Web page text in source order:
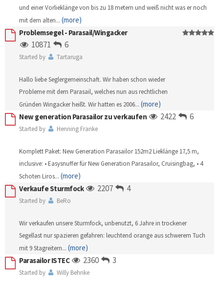
und einer Vorlieklänge von bis zu 18 metern und weiß nicht was er noch
mit dem alten... (more)
Problemsegel - Parasail/Wingacker
10871 6
Started by Tartaruga
Hallo liebe Seglergemeinschaft. Wir haben schon wieder
Probleme mit dem Parasail, welches nun aus rechtlichen
Gründen Wingacker heißt. Wir hatten es 2006... (more)
New generation Parasailor zu verkaufen
2422 6
Started by Henning Franke
Komplett Paket: New Generation Parasailor 152m2 Lieklänge 17,5 m,
inclusive: • Easysnuffer für New Generation Parasailor, Cruisingbag, • 4
Schoten Liros... (more)
Verkaufe Sturmfock
2207 4
Started by BeRo
Wir verkaufen unsere Sturmfock, unbenutzt, 6 Jahre in trockener
Segellast nur spazieren gefahren: leuchtend orange aus schwerem Tuch
mit 9 Stagreitern... (more)
Parasailor ISTEC
2360 3
Started by Willy Behnke